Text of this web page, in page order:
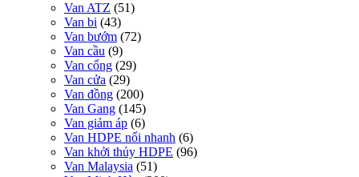
Van ATZ (51)
Van bi (43)
Van bướm (72)
Van cầu (9)
Van cổng (29)
Van cửa (29)
Van đồng (200)
Van Gang (145)
Van giảm áp (6)
Van HDPE nối nhanh (6)
Van khởi thủy HDPE (96)
Van Malaysia (51)